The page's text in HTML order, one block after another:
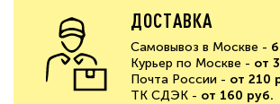
ДОСТАВКА
Самовывоз в Москве -
Курьер по Москве - от
Почта России - от 210
ТК СДЭК - от 160 руб.